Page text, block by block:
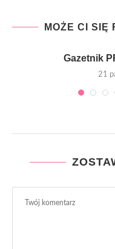
MOŻE CI SIĘ
Gazetnik
21